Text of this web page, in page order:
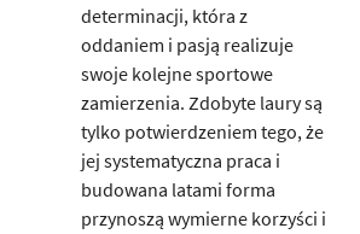
determinacji, która z
oddaniem i pasją realizuje
swoje kolejne sportowe
zamierzenia. Zdobyte laury są
tylko potwierdzeniem tego, że
jej systematyczna praca i
budowana latami forma
przynoszą wymierne korzyści i